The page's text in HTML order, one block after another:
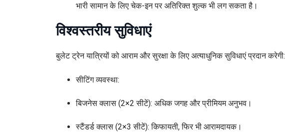
भारी सामान के लिए चेक-इन पर अतिरिक्त शुल्क भी लग सकता है।
विश्वस्तरीय सुविधाएं
बुलेट ट्रेन यात्रियों को आराम और सुरक्षा के लिए अत्याधुनिक सुविधाएं प्रदान करेगी:
सीटिंग व्यवस्था:
बिजनेस क्लास (2×2 सीटें): अधिक जगह और प्रीमियम अनुभव।
स्टैंडर्ड क्लास (2×3 सीटें): किफायती, फिर भी आरामदायक।